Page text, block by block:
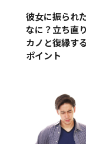
彼女に振られ
なに？立ち直
カノと復縁す
ポイント